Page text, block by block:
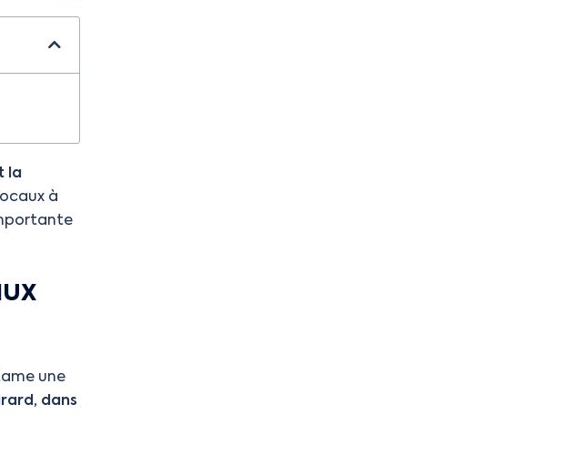
la
à
une
dans